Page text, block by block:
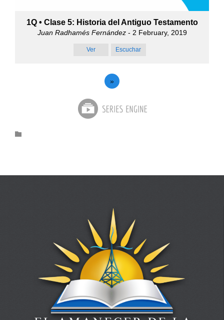
1Q • Clase 5: Historia del Antiguo Testamento
Juan Radhamés Fernández- 2 February, 2019
Ver Escuchar
»
